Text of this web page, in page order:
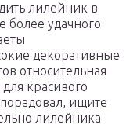
лилейник в
более удачного
декоративные
относительная
красивого
ищите
лилейника